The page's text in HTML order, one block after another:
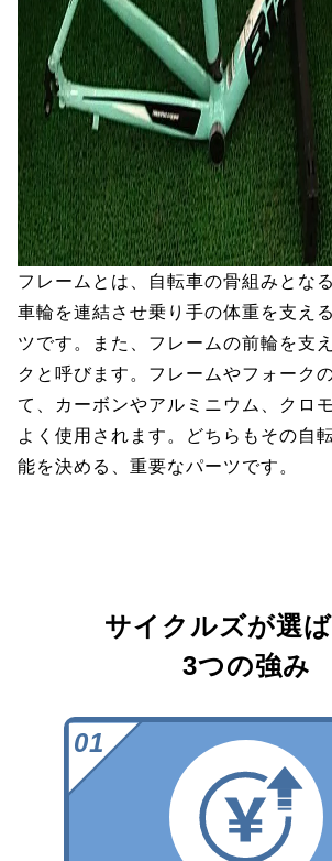
フレームとは、自転車の骨組みとな
車輪を連結させ乗り手の体重を支え
ツです。また、フレームの前輪を支
クと呼びます。フレームやフォーク
て、カーボンやアルミニウム、クロ
よく使用されます。どちらもその自
能を決める、重要なパーツです。
サイクルズが選
3つの強み